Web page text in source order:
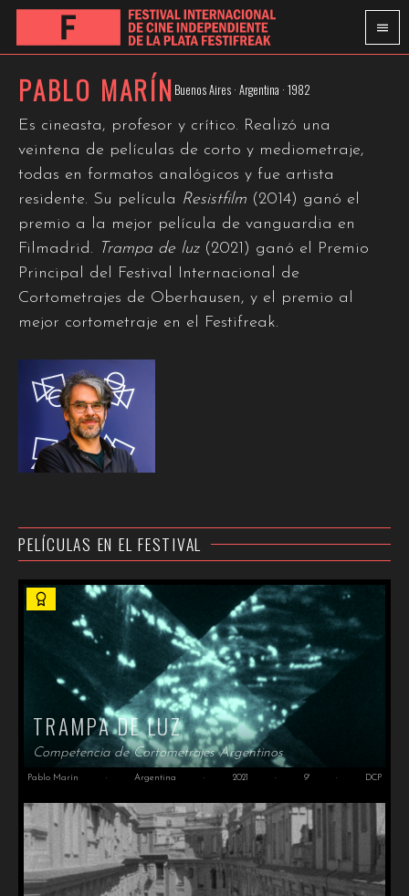
PABLO MARÍN Buenos Aires · Argentina · 1982
Es cineasta, profesor y crítico. Realizó una
veintena de películas de corto y mediometraje,
todas en formatos analógicos y fue artista
residente. Su película Resistfilm (2014) ganó el
premio a la mejor película de vanguardia en
Filmadrid. Trampa de luz (2021) ganó el Premio
Principal del Festival Internacional de
Cortometrajes de Oberhausen, y el premio al
mejor cortometraje en el Festifreak.
PELÍCULAS EN EL FESTIVAL
TRAMPA DE LUZ
Competencia de Cortometrajes Argentinos
Pablo Marín · Argentina · 2021 · 9' · DCP